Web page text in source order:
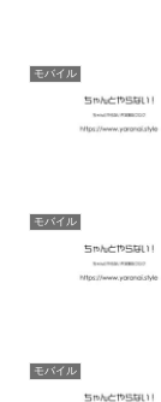
モバイル
モバイル
モバイル